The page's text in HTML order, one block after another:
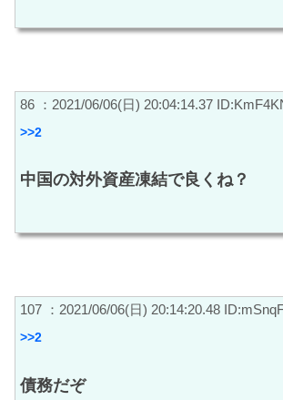
86 ：2021/06/06(日) 20:04:14.37
>>2
中国の対外資産凍結で良くね？
107 ：2021/06/06(日) 20:14:20.48
>>2
債務だぞ